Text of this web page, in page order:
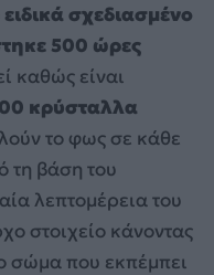
ειδικά σχεδιασμένο
500 ώρες
καθώς είναι
κρύσταλλα
το φως σε κάθε
τη βάση του
λεπτομέρεια του
στοιχείο κάνοντας
σώμα που εκπέμπει